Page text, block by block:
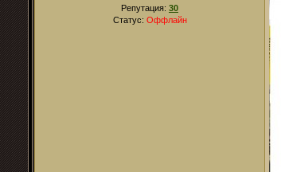
Репутация: 30
Статус: Оффлайн